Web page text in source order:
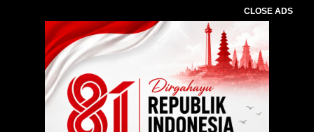
CLOSE ADS